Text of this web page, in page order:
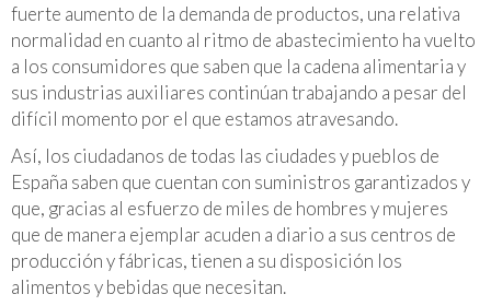
fuerte aumento de la demanda de productos, una relativa
normalidad en cuanto al ritmo de abastecimiento ha vuelto
a los consumidores que saben que la cadena alimentaria y
sus industrias auxiliares continúan trabajando a pesar del
difícil momento por el que estamos atravesando.
Así, los ciudadanos de todas las ciudades y pueblos de
España saben que cuentan con suministros garantizados y
que, gracias al esfuerzo de miles de hombres y mujeres
que de manera ejemplar acuden a diario a sus centros de
producción y fábricas, tienen a su disposición los
alimentos y bebidas que necesitan.